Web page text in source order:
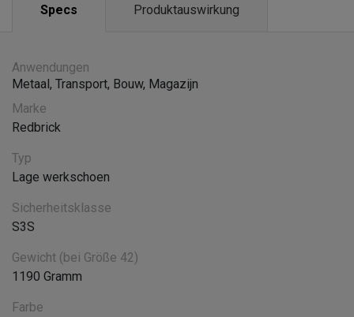
Specs Produktauswirkung
Anwendungen
Metaal, Transport, Bouw, Magazijn
Marke
Redbrick
Typ
Lage werkschoen
Sicherheitsklasse
S3S
Gewicht (bei Größe 42)
1190 Gramm
Farbe